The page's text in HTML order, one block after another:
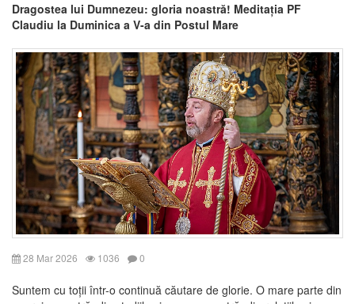
Dragostea lui Dumnezeu: gloria noastră! Meditația PF
Claudiu la Duminica a V-a din Postul Mare
28 Mar 2026 1036 0
Suntem cu toții într-o continuă căutare de glorie. O mare parte din